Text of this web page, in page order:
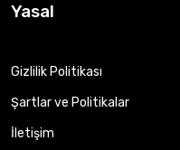
Yasal
Gizlilik Politikası
Şartlar ve Politikalar
İletişim